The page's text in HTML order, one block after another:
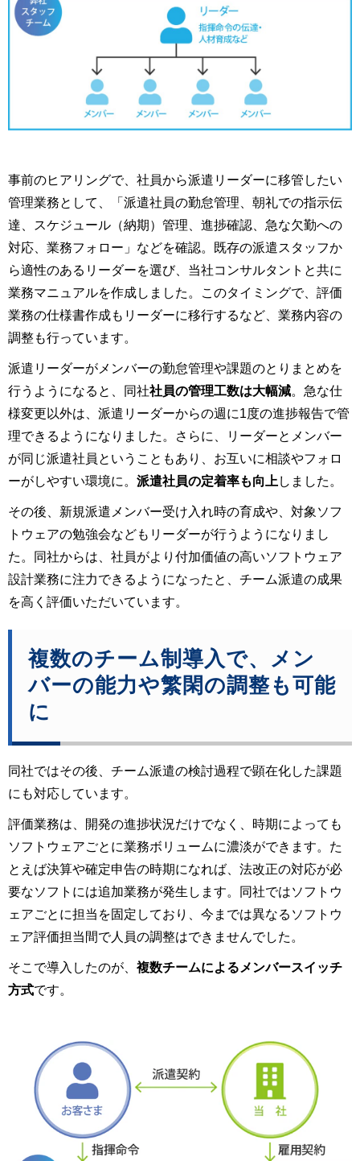
事前のヒアリングで、社員から派遣リーダーに移管したい
管理業務として、「派遣社員の勤怠管理、朝礼での指示伝
達、スケジュール（納期）管理、進捗確認、急な欠勤への
対応、業務フォロー」などを確認。既存の派遣スタッフか
ら適性のあるリーダーを選び、当社コンサルタントと共に
業務マニュアルを作成しました。このタイミングで、評価
業務の仕様書作成もリーダーに移行するなど、業務内容の
調整も行っています。
派遣リーダーがメンバーの勤怠管理や課題のとりまとめを
行うようになると、同社社員の管理工数は大幅減。急な仕
様変更以外は、派遣リーダーからの週に1度の進捗報告で管
理できるようになりました。さらに、リーダーとメンバー
が同じ派遣社員ということもあり、お互いに相談やフォロ
ーがしやすい環境に。 派遣社員の定着率も向上 しました。
その後、新規派遣メンバー受け入れ時の育成や、対象ソフ
トウェアの勉強会などもリーダーが行うようになりまし
た。同社からは、社員がより付加価値の高いソフトウェア
設計業務に注力できるようになったと、チーム派遣の成果
を高く評価いただいています。
複数のチーム制導入で、メン
バーの能力や繁閑の調整も可能
に
同社ではその後、チーム派遣の検討過程で顕在化した課題
にも対応しています。
評価業務は、開発の進捗状況だけでなく、時期によっても
ソフトウェアごとに業務ボリュームに濃淡ができます。た
とえば決算や確定申告の時期になれば、法改正の対応が必
要なソフトには追加業務が発生します。同社ではソフトウ
ェアごとに担当を固定しており、今までは異なるソフトウ
ェア評価担当間で人員の調整はできませんでした。
そこで導入したのが、 複数チームによるメンバースイッチ
方式です。